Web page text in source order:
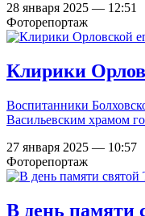
28 января 2025 — 12:51
Фоторепортаж
Клирики
Воспитанники
Васильевским храмом
27 января 2025 — 10:57
Фоторепортаж
В день памяти